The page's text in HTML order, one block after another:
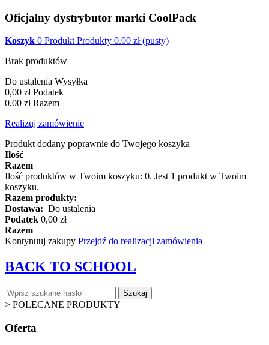
Oficjalny dystrybutor marki CoolPack
Koszyk 0 Produkt Produkty 0.00 zł (pusty)
Brak produktów
Do ustalenia Wysyłka
0,00 zł Podatek
0,00 zł Razem
Realizuj zamówienie
Produkt dodany poprawnie do Twojego koszyka
Ilość
Razem
Ilość produktów w Twoim koszyku: 0. Jest 1 produkt w Twoim
koszyku.
Razem produkty:
Dostawa: Do ustalenia
Podatek 0,00 zł
Razem
Kontynuuj zakupy Przejdź do realizacji zamówienia
BACK TO SCHOOL
Szukaj
> POLECANE PRODUKTY
Oferta